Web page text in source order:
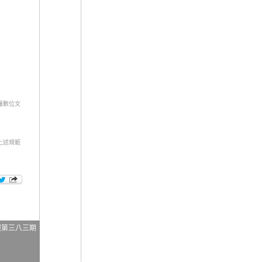
數位文
述規範
三八三期